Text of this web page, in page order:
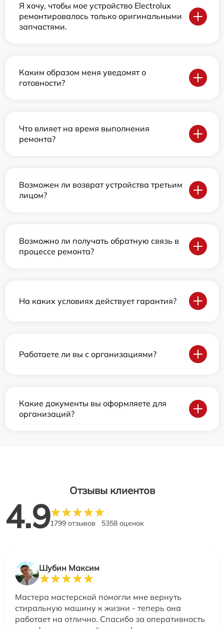
Я хочу, чтобы мое устройство Electrolux
ремонтировалось только оригинальными
запчастями.
Каким образом меня уведомят о
готовности?
Что влияет на время выполнения
ремонта?
Возможен ли возврат устройства третьим
лицом?
Возможно ли получать обратную связь в
процессе ремонта?
На каких условиях действует гарантия?
Работаете ли вы с организациями?
Какие документы вы оформляете для
организаций?
Отзывы клиентов
4.91799 отзывов 5358 оценок
Шубин Максим
Мастера мастерской помогли мне вернуть
стиральную машину к жизни - теперь она
работает на отлично. Спасибо за оперативность